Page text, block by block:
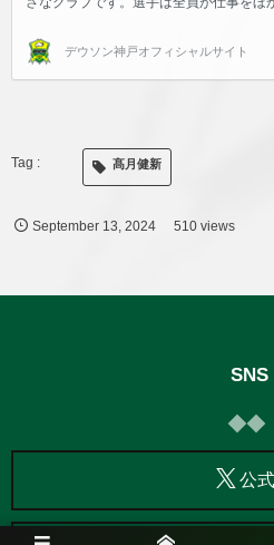
髙月健新
September 13,2024 510 views
SNS
公